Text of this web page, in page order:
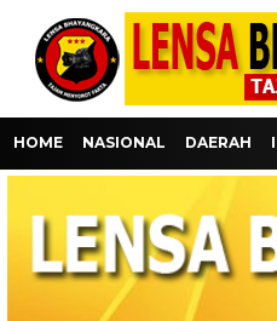
HOME NASIONAL DAERAH